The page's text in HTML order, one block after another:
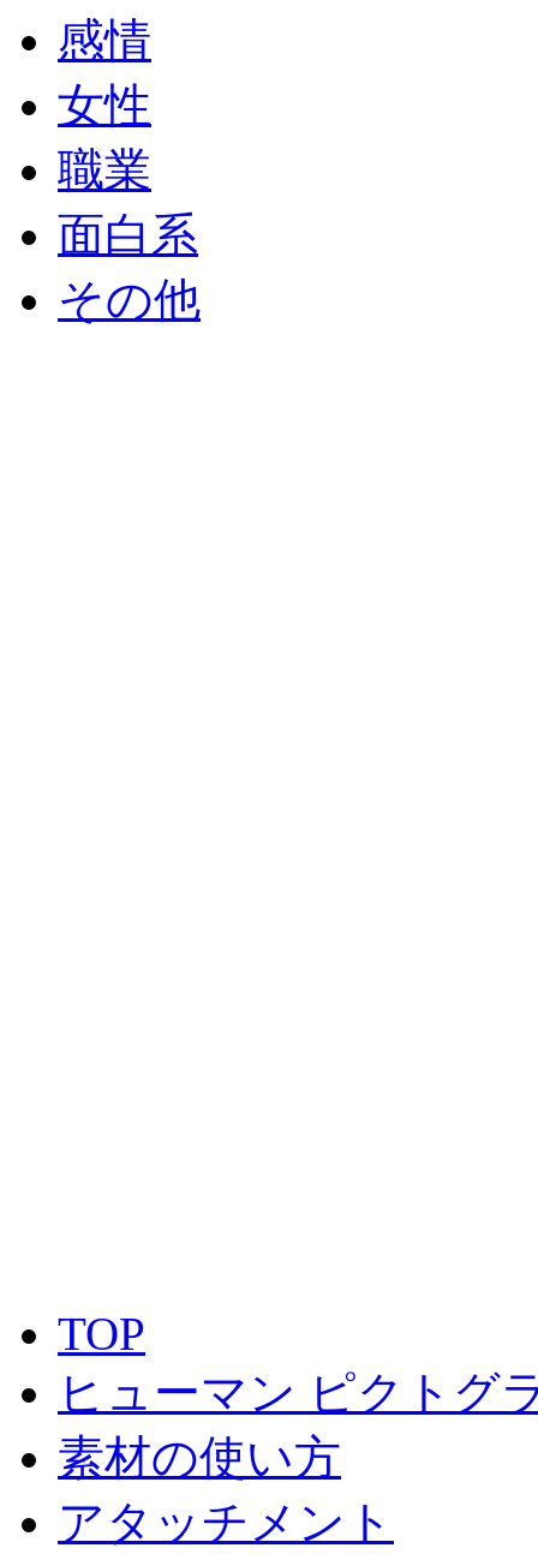
感情
女性
職業
面白系
その他
TOP
ヒューマン ピクトグ
素材の使い方
アタッチメント